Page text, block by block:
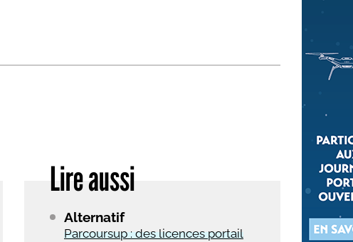
Ses démarches
Lire aussi
Alternatif
Parcoursup : des licences portail